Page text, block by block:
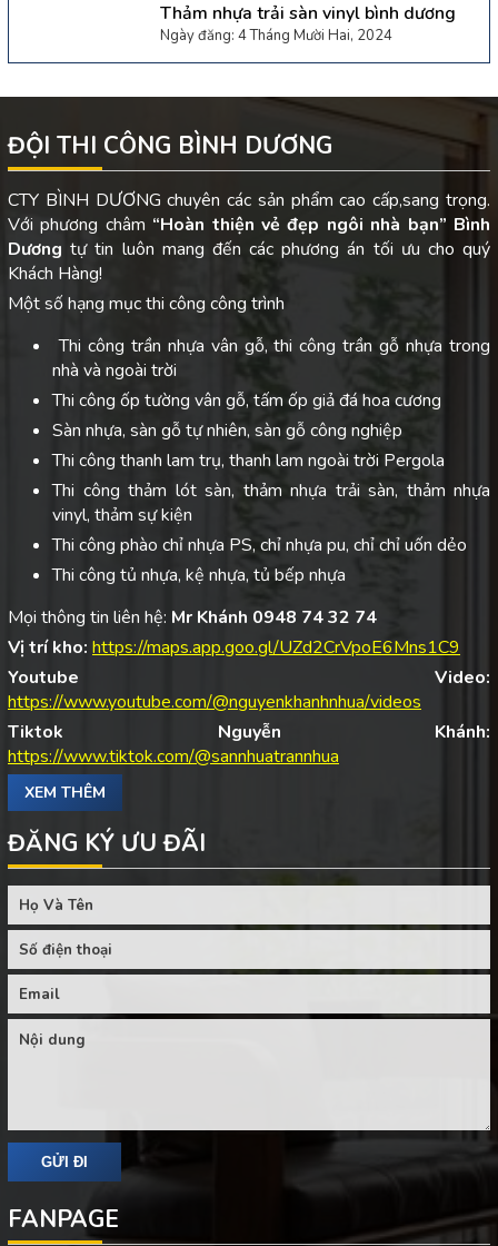
Thảm nhựa trải sàn vinyl bình dương
Ngày đăng: 4 Tháng Mười Hai, 2024
ĐỘI THI CÔNG BÌNH DƯƠNG
CTY BÌNH DƯƠNG chuyên các sản phẩm cao cấp,sang trọng.
Với phương châm “Hoàn thiện vẻ đẹp ngôi nhà bạn” Bình
Dươngtự tin luôn mang đến các phương án tối ưu cho quý
Khách Hàng!
Một số hạng mục thi công công trình
Thi công trần nhựa vân gỗ, thi công trần gỗ nhựa trong
nhà và ngoài trời
Thi công ốp tường vân gỗ, tấm ốp giả đá hoa cương
Sàn nhựa, sàn gỗ tự nhiên, sàn gỗ công nghiệp
Thi công thanh lam trụ, thanh lam ngoài trời Pergola
Thi công thảm lót sàn, thảm nhựa trải sàn, thảm nhựa
vinyl, thảm sự kiện
Thi công phào chỉ nhựa PS, chỉ nhựa pu, chỉ chỉ uốn dẻo
Thi công tủ nhựa, kệ nhựa, tủ bếp nhựa
Mọi thông tin liên hệ: Mr Khánh 0948 74 32 74
Vị trí kho: https://maps.app.goo.gl/UZd2CrVpoE6Mns1C9
Youtube Video:
https://www.youtube.com/@nguyenkhanhnhua/videos
Tiktok Nguyễn Khánh:
https://www.tiktok.com/@sannhuatrannhua
XEM THÊM
ĐĂNG KÝ ƯU ĐÃI
FANPAGE